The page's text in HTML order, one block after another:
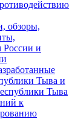
обзоры,
России и
Тыва и
Тыва
к